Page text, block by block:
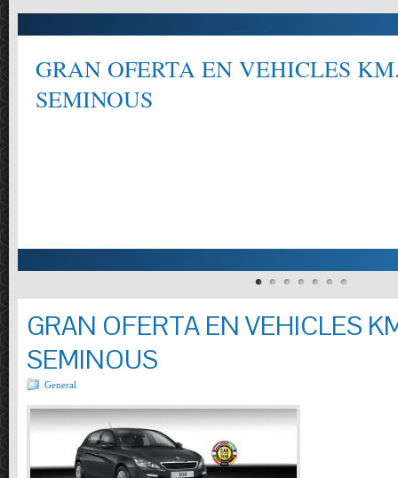
GRAN OFERTA EN VEHICLES
SEMINOUS
GRAN OFERTA EN VEHICLES
SEMINOUS
General